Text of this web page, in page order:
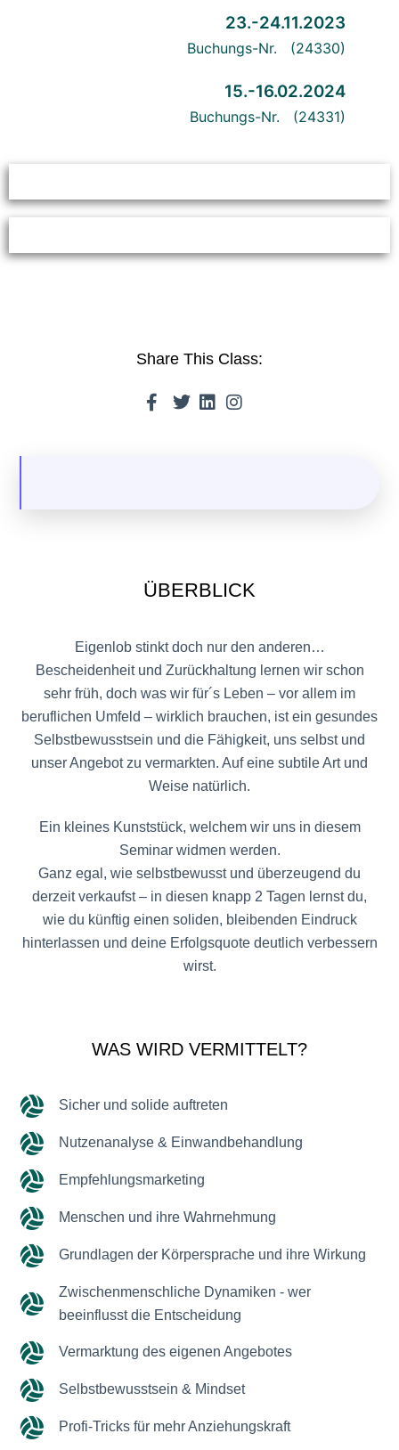
23.-24.11.2023
Buchungs-Nr. (24330)
15.-16.02.2024
Buchungs-Nr. (24331)
Share This Class:
ÜBERBLICK
Eigenlob stinkt doch nur den anderen…
Bescheidenheit und Zurückhaltung lernen wir schon
sehr früh, doch was wir für´s Leben – vor allem im
beruflichen Umfeld – wirklich brauchen, ist ein gesundes
Selbstbewusstsein und die Fähigkeit, uns selbst und
unser Angebot zu vermarkten. Auf eine subtile Art und
Weise natürlich.
Ein kleines Kunststück, welchem wir uns in diesem
Seminar widmen werden.
Ganz egal, wie selbstbewusst und überzeugend du
derzeit verkaufst – in diesen knapp 2 Tagen lernst du,
wie du künftig einen soliden, bleibenden Eindruck
hinterlassen und deine Erfolgsquote deutlich verbessern
wirst.
WAS WIRD VERMITTELT?
Sicher und solide auftreten
Nutzenanalyse & Einwandbehandlung
Empfehlungsmarketing
Menschen und ihre Wahrnehmung
Grundlagen der Körpersprache und ihre Wirkung
Zwischenmenschliche Dynamiken - wer
beeinflusst die Entscheidung
Vermarktung des eigenen Angebotes
Selbstbewusstsein & Mindset
Profi-Tricks für mehr Anziehungskraft